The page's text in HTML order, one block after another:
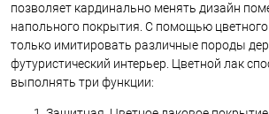
позволяет кардинально менять дизайн
напольного покрытия. С помощью
только имитировать различные породы
футуристический интерьер. Цветной лак
выполнять три функции: